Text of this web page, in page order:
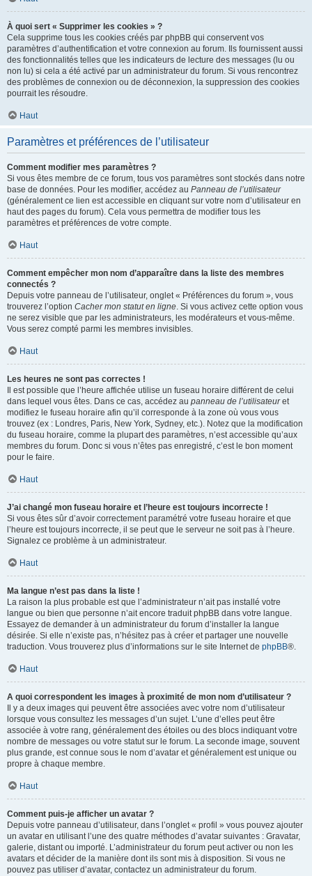
À quoi sert « Supprimer les cookies » ?
Cela supprime tous les cookies créés par phpBB qui conservent vos
paramètres d’authentification et votre connexion au forum. Ils fournissent aussi
des fonctionnalités telles que les indicateurs de lecture des messages (lu ou
non lu) si cela a été activé par un administrateur du forum. Si vous rencontrez
des problèmes de connexion ou de déconnexion, la suppression des cookies
pourrait les résoudre.
Haut
Paramètres et préférences de l’utilisateur
Comment modifier mes paramètres ?
Si vous êtes membre de ce forum, tous vos paramètres sont stockés dans notre
base de données. Pour les modifier, accédez au Panneau de l’utilisateur
(généralement ce lien est accessible en cliquant sur votre nom d’utilisateur en
haut des pages du forum). Cela vous permettra de modifier tous les
paramètres et préférences de votre compte.
Haut
Comment empêcher mon nom d’apparaître dans la liste des membres
connectés ?
Depuis votre panneau de l’utilisateur, onglet « Préférences du forum », vous
trouverez l’option Cacher mon statut en ligne. Si vous activez cette option vous
ne serez visible que par les administrateurs, les modérateurs et vous-même.
Vous serez compté parmi les membres invisibles.
Haut
Les heures ne sont pas correctes !
Il est possible que l’heure affichée utilise un fuseau horaire différent de celui
dans lequel vous êtes. Dans ce cas, accédez au panneau de l’utilisateuret
modifiez le fuseau horaire afin qu’il corresponde à la zone où vous vous
trouvez (ex : Londres, Paris, New York, Sydney, etc.). Notez que la modification
du fuseau horaire, comme la plupart des paramètres, n’est accessible qu’aux
membres du forum. Donc si vous n’êtes pas enregistré, c’est le bon moment
pour le faire.
Haut
J’ai changé mon fuseau horaire et l’heure est toujours incorrecte !
Si vous êtes sûr d’avoir correctement paramétré votre fuseau horaire et que
l’heure est toujours incorrecte, il se peut que le serveur ne soit pas à l’heure.
Signalez ce problème à un administrateur.
Haut
Ma langue n’est pas dans la liste !
La raison la plus probable est que l’administrateur n’ait pas installé votre
langue ou bien que personne n’ait encore traduit phpBB dans votre langue.
Essayez de demander à un administrateur du forum d’installer la langue
désirée. Si elle n’existe pas, n’hésitez pas à créer et partager une nouvelle
traduction. Vous trouverez plus d’informations sur le site Internet de phpBB®.
Haut
A quoi correspondent les images à proximité de mon nom d’utilisateur ?
Il y a deux images qui peuvent être associées avec votre nom d’utilisateur
lorsque vous consultez les messages d’un sujet. L’une d’elles peut être
associée à votre rang, généralement des étoiles ou des blocs indiquant votre
nombre de messages ou votre statut sur le forum. La seconde image, souvent
plus grande, est connue sous le nom d’avatar et généralement est unique ou
propre à chaque membre.
Haut
Comment puis-je afficher un avatar ?
Depuis votre panneau d’utilisateur, dans l’onglet « profil » vous pouvez ajouter
un avatar en utilisant l’une des quatre méthodes d’avatar suivantes : Gravatar,
galerie, distant ou importé. L’administrateur du forum peut activer ou non les
avatars et décider de la manière dont ils sont mis à disposition. Si vous ne
pouvez pas utiliser d’avatar, contactez un administrateur du forum.